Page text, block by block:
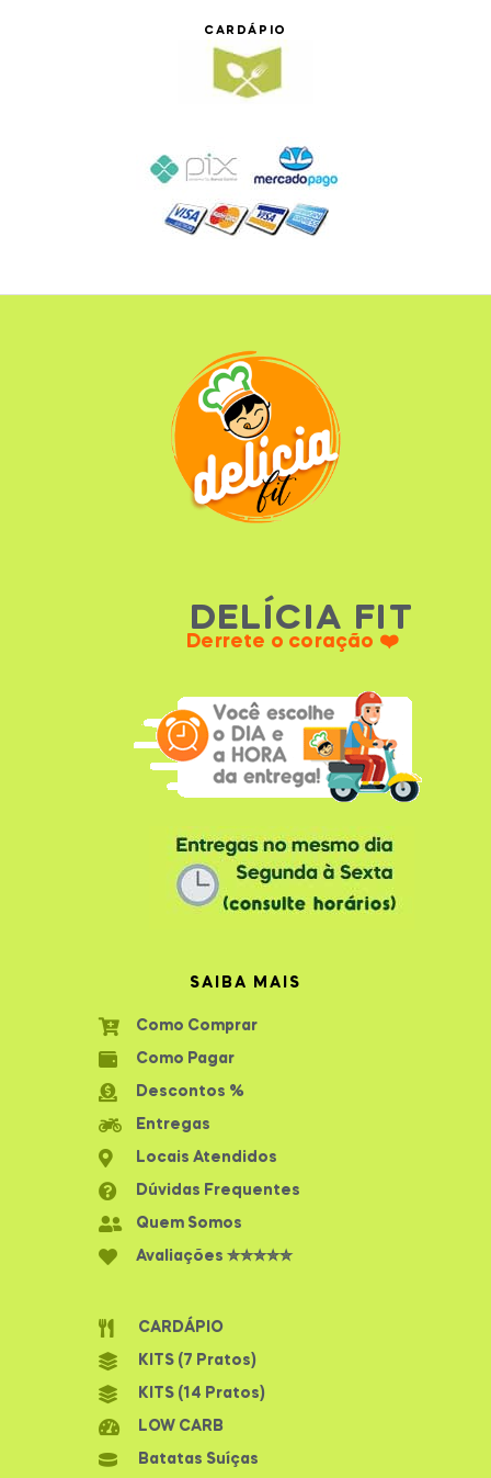
CARDÁPIO
DELÍCIA FIT
Derrete o coração ❤️
SAIBA MAIS
Como Comprar
Como Pagar
Descontos %
Entregas
Locais Atendidos
Dúvidas Frequentes
Quem Somos
Avaliações ✮✮✮✮✮
CARDÁPIO
KITS (7 Pratos)
KITS (14 Pratos)
LOW CARB
Batatas Suíças